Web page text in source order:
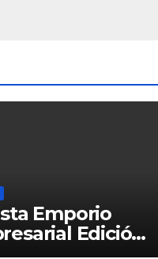
Emporio
Edición